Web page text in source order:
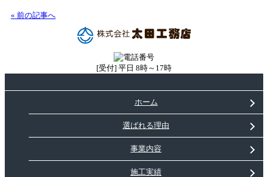
« 前の記事へ
[受付] 平日 8時～17時
ホーム
選ばれる理由
事業内容
施工実績